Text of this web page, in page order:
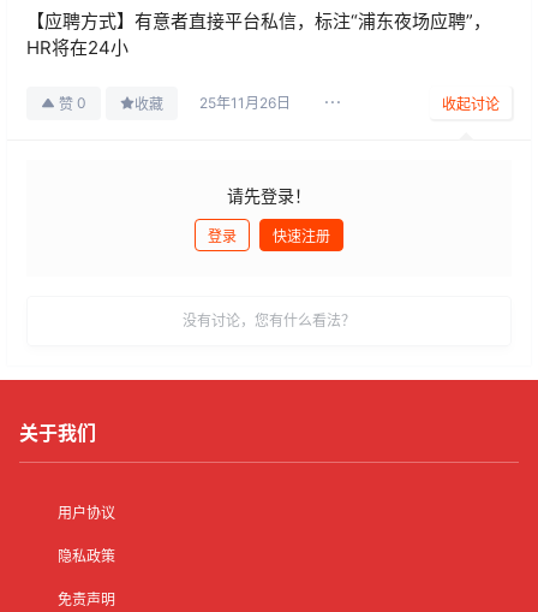
【应聘方式】有意者直接平台私信，标注“浦东夜场应聘”，
HR将在24小
赞 0 收藏 25年11月26日 收起讨论
请先登录！
登录 快速注册
没有讨论，您有什么看法？
关于我们
用户协议
隐私政策
免责声明